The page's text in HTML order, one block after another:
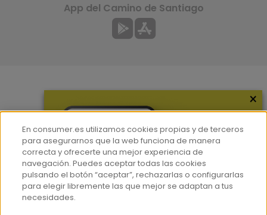
Hemeroteca
Contacto
Prensa
Corpus Lingüístico Consumer
App del Camino de Santiago
×
En consumer.es utilizamos cookies propias y de terceros
para asegurarnos que la web funciona de manera
correcta y ofrecerte una mejor experiencia de
navegación. Puedes aceptar todas las cookies
pulsando el botón “aceptar”, rechazarlas o configurarlas
para elegir libremente las que mejor se adaptan a tus
necesidades.